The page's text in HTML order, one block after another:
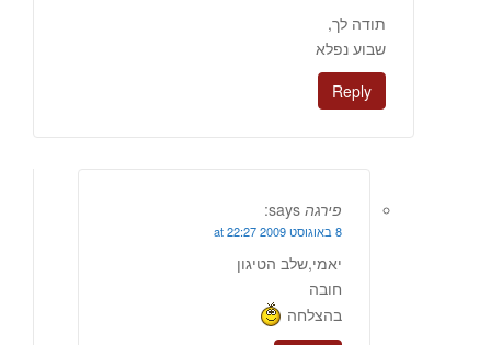
תודה לך,
שבוע נפלא
Reply
פירגה says:
8 באוגוסט 2009 at 22:27
יאמי,שלב הטיגון
חובה
בהצלחה